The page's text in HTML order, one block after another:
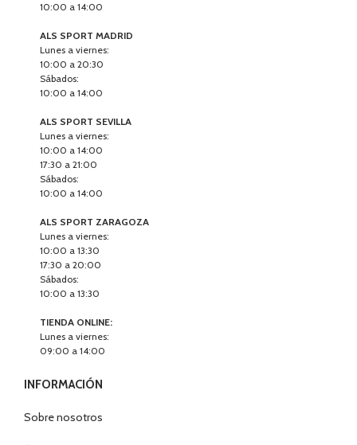
10:00 a 14:00
ALS SPORT MADRID
Lunes a viernes:
10:00 a 20:30
Sábados:
10:00 a 14:00
ALS SPORT SEVILLA
Lunes a viernes:
10:00 a 14:00
17:30 a 21:00
Sábados:
10:00 a 14:00
ALS SPORT ZARAGOZA
Lunes a viernes:
10:00 a 13:30
17:30 a 20:00
Sábados:
10:00 a 13:30
TIENDA ONLINE:
Lunes a viernes:
09:00 a 14:00
INFORMACIÓN
Sobre nosotros